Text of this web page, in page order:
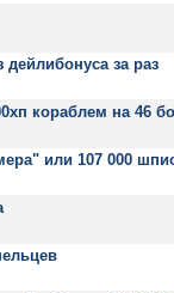
за раз
кораблем на 46
или 107 000